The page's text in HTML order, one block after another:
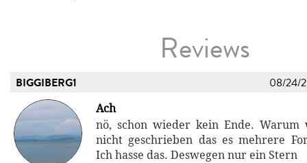
Reviews
BIGGIBERG1 08/24/
Ach
nö, schon wieder kein Ende.
nicht geschrieben das es mehrere
Ich hasse das. Deswegen nur ein Stern